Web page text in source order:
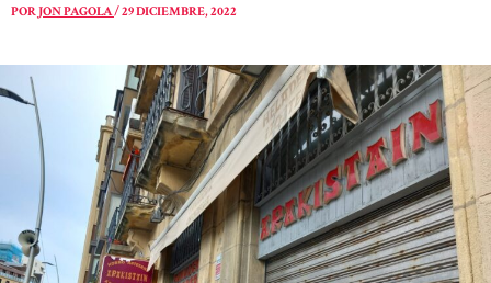
PORJON PAGOLA/29 DICIEMBRE, 2022